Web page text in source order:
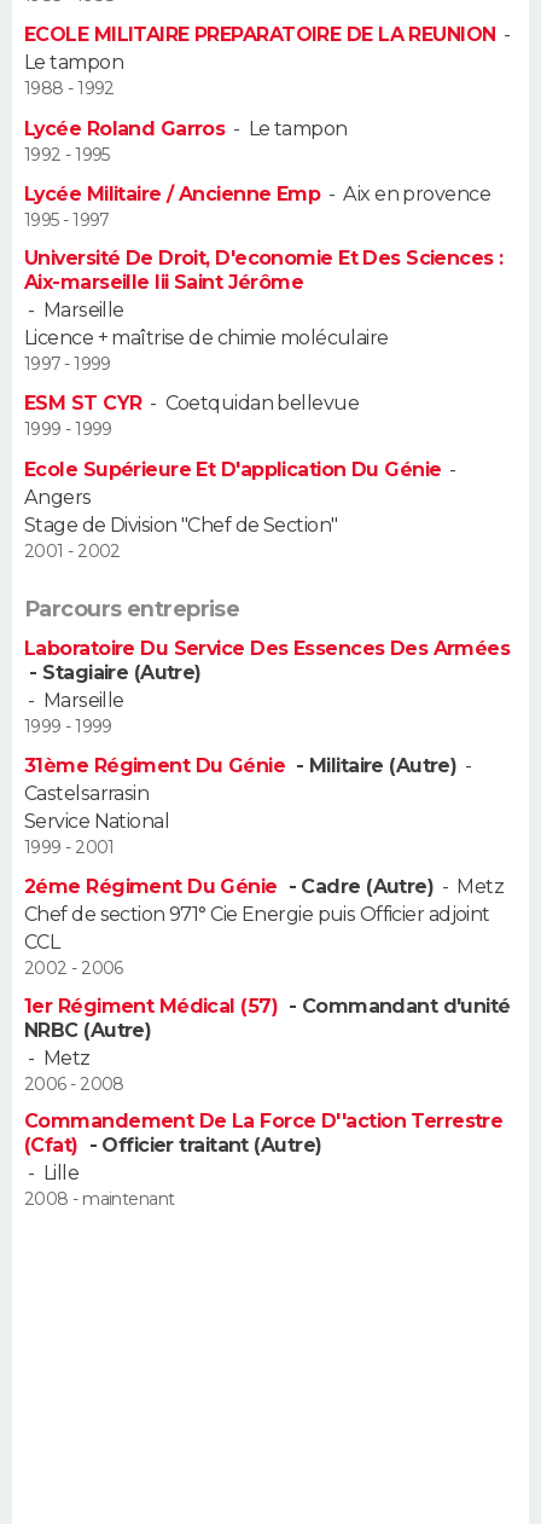
Alimentation
Guide de la santé
Maladies
Médicaments
Sommeil
VOYAGE
BONS PLANS
CARTE DE VOEUX
Carte de Noël
Carte Bonne année
Carte Saint-Valentin
Carte Pâques
Carte d'anniversaire
DICTIONNAIRE
PROGRAMME TV
S'inscrire
Se connecter
Lycées
Collèges
Primaires
Universités
Entreprises
Service militaire
Avis de recherche
AVIS DE DÉCÈS
FORUM
Bricolage
Lifestyle
Culture
Sport
Auto
Television
Voyage
Cinema
ECOLE MILITAIRE PREPARATOIRE DE LA REUNION -
Le tampon
1988 - 1992
Lycée Roland Garros- Le tampon
1992 - 1995
Lycée Militaire / Ancienne Emp-Aix en provence
1995 - 1997
Université De Droit, D'economie Et Des Sciences :
Aix-marseille Iii Saint Jérôme
- Marseille
Licence + maîtrise de chimie moléculaire
1997 - 1999
ESM ST CYR- Coetquidan bellevue
1999 - 1999
Ecole Supérieure Et D'application Du Génie -
Angers
Stage de Division "Chef de Section"
2001 - 2002
Parcours entreprise
Laboratoire Du Service Des Essences Des Armées
- Stagiaire (Autre)
- Marseille
1999 - 1999
31ème Régiment Du Génie - Militaire (Autre) -
Castelsarrasin
Service National
1999 - 2001
2éme Régiment Du Génie - Cadre (Autre) - Metz
Chef de section 971° Cie Energie puis Officier adjoint
CCL
2002 - 2006
1er Régiment Médical (57) - Commandant d'unité
NRBC (Autre)
- Metz
2006 - 2008
Commandement De La Force D''action Terrestre
(Cfat) - Officier traitant (Autre)
- Lille
2008 - maintenant